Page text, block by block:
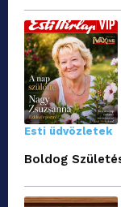
Esti üdvözletek
Boldog